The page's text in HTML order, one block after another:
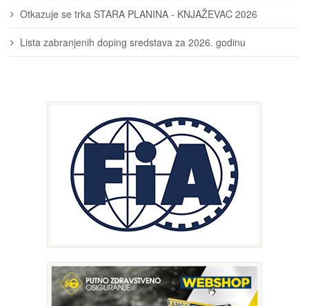
Otkazuje se trka STARA PLANINA - KNJAŽEVAC 2026
Lista zabranjenih doping sredstava za 2026. godinu